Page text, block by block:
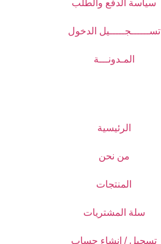
سياسة الدفع والطلب
تســــــجـــــيل الدخول
المـدونـــة
الرئيسية
من نحن
المنتجات
سلة المشتريات
تسجيل / انشاء حساب